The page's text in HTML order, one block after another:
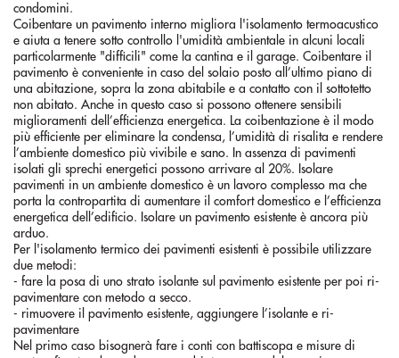
condomini.
Coibentare un pavimento interno migliora l'isolamento termoacustico
e aiuta a tenere sotto controllo l'umidità ambientale in alcuni locali
particolarmente "difficili" come la cantina e il garage. Coibentare il
pavimento è conveniente in caso del solaio posto all’ultimo piano di
una abitazione, sopra la zona abitabile e a contatto con il sottotetto
non abitato. Anche in questo caso si possono ottenere sensibili
miglioramenti dell’efficienza energetica. La coibentazione è il modo
più efficiente per eliminare la condensa, l’umidità di risalita e rendere
l’ambiente domestico più vivibile e sano. In assenza di pavimenti
isolati gli sprechi energetici possono arrivare al 20%. Isolare
pavimenti in un ambiente domestico è un lavoro complesso ma che
porta la contropartita di aumentare il comfort domestico e l’efficienza
energetica dell’edificio. Isolare un pavimento esistente è ancora più
arduo.
Per l'isolamento termico dei pavimenti esistenti è possibile utilizzare
due metodi:
- fare la posa di uno strato isolante sul pavimento esistente per poi ri-
pavimentare con metodo a secco.
- rimuovere il pavimento esistente, aggiungere l’isolante e ri-
pavimentare
Nel primo caso bisognerà fare i conti con battiscopa e misure di